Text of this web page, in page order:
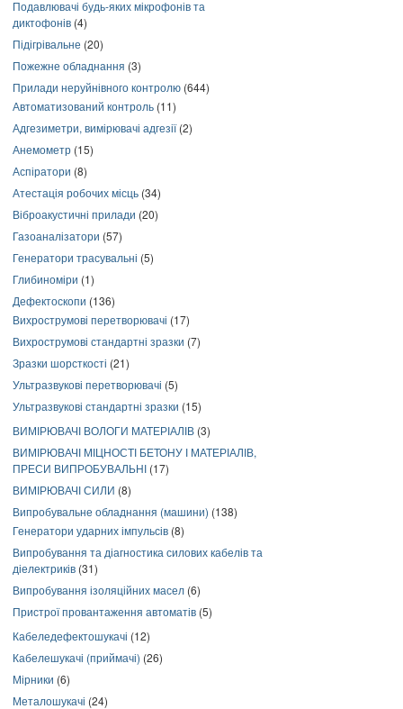
Подавлювачі будь-яких мікрофонів та
диктофонів (4)
Підігрівальне (20)
Пожежне обладнання (3)
Прилади неруйнівного контролю (644)
Автоматизований контроль (11)
Адгезиметри, вимірювачі адгезії(2)
Анемометр (15)
Аспіратори (8)
Атестація робочих місць (34)
Віброакустичні прилади (20)
Газоаналізатори (57)
Генератори трасувальні (5)
Глибиноміри (1)
Дефектоскопи (136)
Вихрострумові перетворювачі (17)
Вихрострумові стандартні зразки (7)
Зразки шорсткості (21)
Ультразвукові перетворювачі (5)
Ультразвукові стандартні зразки (15)
ВИМІРЮВАЧІ ВОЛОГИ МАТЕРІАЛІВ (3)
ВИМІРЮВАЧІ МІЦНОСТІ БЕТОНУ І МАТЕРІАЛІВ,
ПРЕСИ ВИПРОБУВАЛЬНІ (17)
ВИМІРЮВАЧІ СИЛИ (8)
Випробувальне обладнання (машини) (138)
Генератори ударних імпульсів (8)
Випробування та діагностика силових кабелів та
діелектриків (31)
Випробування ізоляційних масел (6)
Пристрої провантаження автоматів (5)
Кабеледефектошукачі (12)
Кабелешукачі (приймачі) (26)
Мірники (6)
Металошукачі (24)